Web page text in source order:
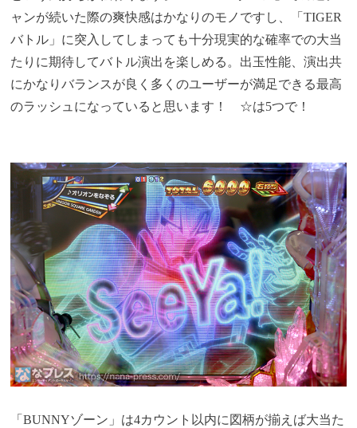
ャンが続いた際の爽快感はかなりのモノですし、「TIGER
バトル」に突入してしまっても十分現実的な確率での大当
たりに期待してバトル演出を楽しめる。出玉性能、演出共
にかなりバランスが良く多くのユーザーが満足できる最高
のラッシュになっていると思います！ ☆は5つで！
「BUNNYゾーン」は4カウント以内に図柄が揃えば大当た